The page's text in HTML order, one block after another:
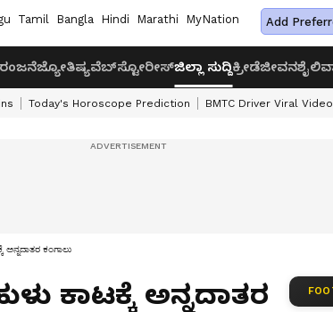
Tamil Bangla Hindi Marathi MyNation Add
ಜ್ಯೋತಿಷ್ಯವೆಬ್‌ಸ್ಟೋರೀಸ್ಜಿಲ್ಲಾ ಸುದ್ದಿಕ್ರೀಡೆಜೀವನಶೈಲಿ
Today's Horoscope Prediction BMTC Driver Viral Video
ಅನ್ನದಾತರ ಕಂಗಾಲು
ಕಾಟಕ್ಕೆ ಅನ್ನದಾತರ